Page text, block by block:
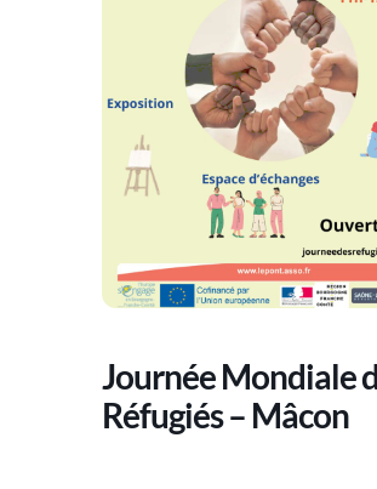
Journée Mondiale
Réfugiés – Mâcon